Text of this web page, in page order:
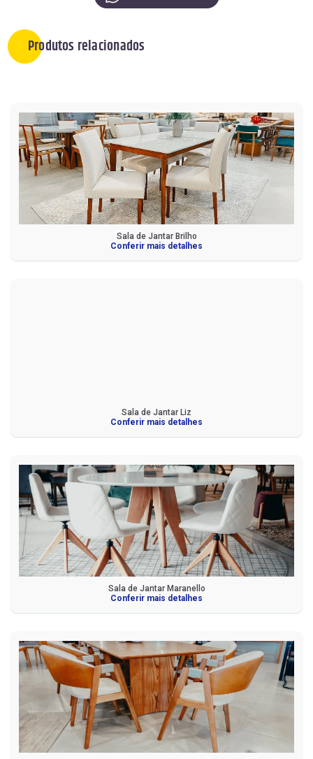
Produtos relacionados
Sala de Jantar Brilho
Conferir mais detalhes
Sala de Jantar Liz
Conferir mais detalhes
Sala de Jantar Maranello
Conferir mais detalhes